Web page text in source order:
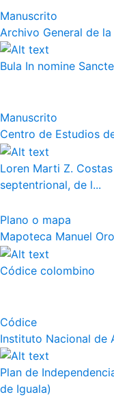
Manuscrito
Archivo General de
Bula In nomine
Manuscrito
Centro de Estudios
Loren Marti Z.
septentrional, de l...
Plano o mapa
Mapoteca Manuel
Códice colombino
Códice
Instituto Nacional de
Plan de
de Iguala)